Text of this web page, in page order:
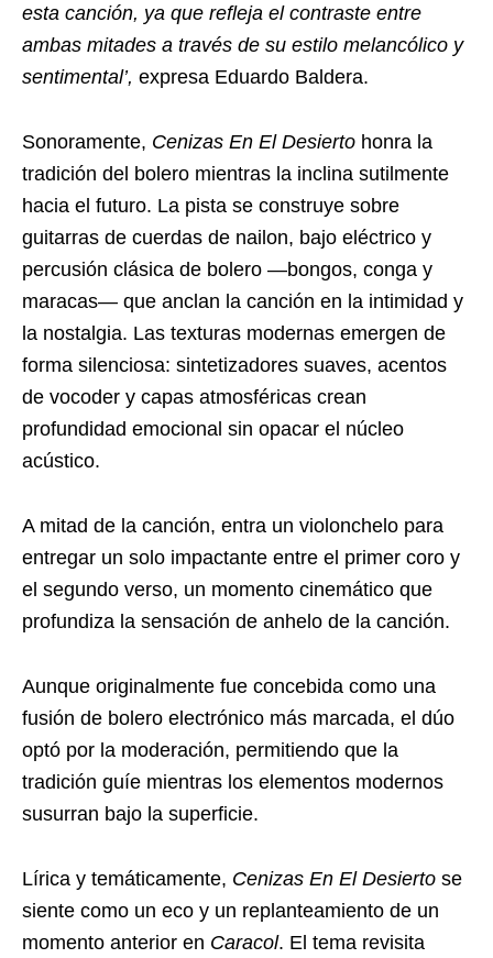
esta canción, ya que refleja el contraste entre
ambas mitades a través de su estilo melancólico y
sentimental’, expresa Eduardo Baldera.
Sonoramente, Cenizas En El Desierto honra la
tradición del bolero mientras la inclina sutilmente
hacia el futuro. La pista se construye sobre
guitarras de cuerdas de nailon, bajo eléctrico y
percusión clásica de bolero —bongos, conga y
maracas— que anclan la canción en la intimidad y
la nostalgia. Las texturas modernas emergen de
forma silenciosa: sintetizadores suaves, acentos
de vocoder y capas atmosféricas crean
profundidad emocional sin opacar el núcleo
acústico.
A mitad de la canción, entra un violonchelo para
entregar un solo impactante entre el primer coro y
el segundo verso, un momento cinemático que
profundiza la sensación de anhelo de la canción.
Aunque originalmente fue concebida como una
fusión de bolero electrónico más marcada, el dúo
optó por la moderación, permitiendo que la
tradición guíe mientras los elementos modernos
susurran bajo la superficie.
Lírica y temáticamente, Cenizas En El Desierto se
siente como un eco y un replanteamiento de un
momento anterior en Caracol. El tema revisita